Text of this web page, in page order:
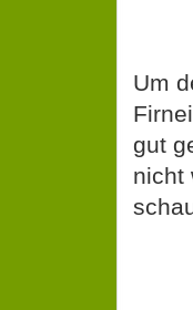
Um
gut
nicht